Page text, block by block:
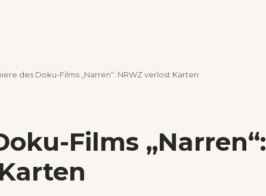
des Doku-Films „Narren“: NRWZ verlost Karten
Films „Narren“: